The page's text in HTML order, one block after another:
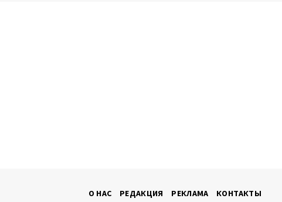
О НАС РЕДАКЦИЯ РЕКЛАМА КОНТАКТЫ